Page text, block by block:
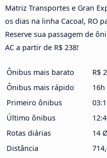
Matriz Transportes e Gran
os dias na linha Cacoal, RO
Reserve sua passagem de
AC a partir de R$ 238!
Ônibus mais barato
R$
Ônibus mais rápido
16h
Primeiro ônibus
Último ônibus
Rotas diárias
14
Distância